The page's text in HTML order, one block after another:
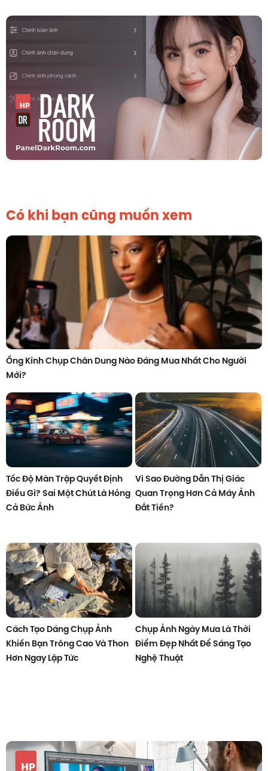
Có khi bạn cũng muốn xem
Ống Kính Chụp Chân Dung Nào Đáng Mua Nhất Cho Người
Mới?
Tốc Độ Màn Trập Quyết Định
Điều Gì? Sai Một Chút Là Hỏng
Cả Bức Ảnh
Vì Sao Đường Dẫn Thị Giác
Quan Trọng Hơn Cả Máy Ảnh
Đắt Tiền?
Cách Tạo Dáng Chụp Ảnh
Khiến Bạn Trông Cao Và Thon
Hơn Ngay Lập Tức
Chụp Ảnh Ngày Mưa Là Thời
Điểm Đẹp Nhất Để Sáng Tạo
Nghệ Thuật